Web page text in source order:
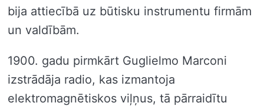
bija attiecībā uz būtisku instrumentu firmām
un valdībām.
1900. gadu pirmkārt Guglielmo Marconi
izstrādāja radio, kas izmantoja
elektromagnētiskos viļņus, tā pārraidītu